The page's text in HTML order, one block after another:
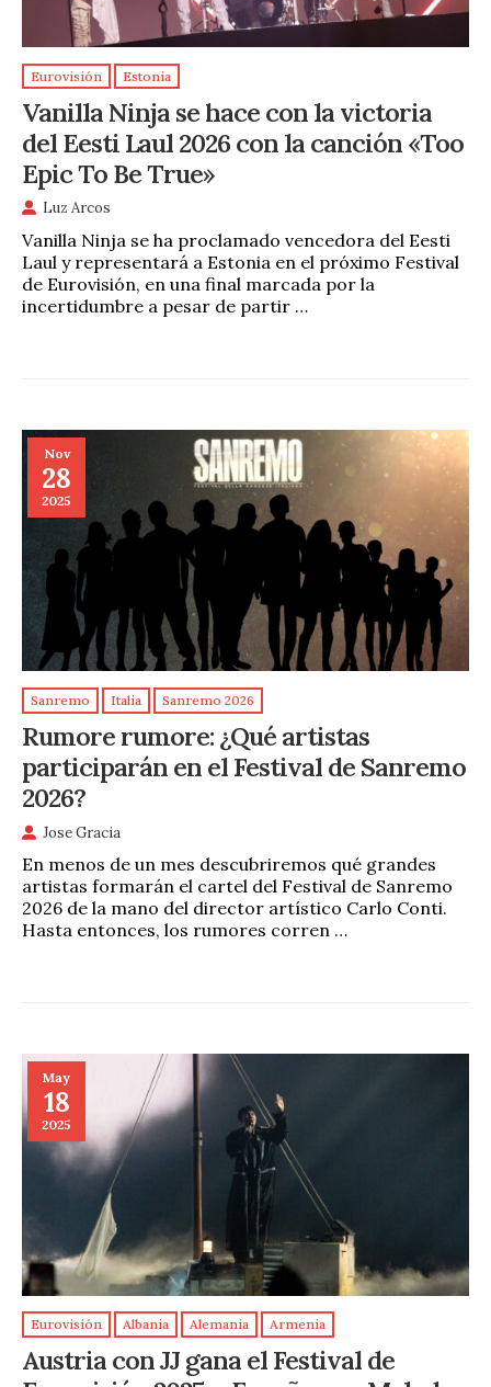
Eurovisión Estonia
Vanilla Ninja se hace con la victoria
del Eesti Laul 2026 con la canción «Too
Epic To Be True»
Luz Arcos
Vanilla Ninja se ha proclamado vencedora del Eesti
Laul y representará a Estonia en el próximo Festival
de Eurovisión, en una final marcada por la
incertidumbre a pesar de partir …
Nov
28
2025
Sanremo Italia Sanremo 2026
Rumore rumore: ¿Qué artistas
participarán en el Festival de Sanremo
2026?
Jose Gracia
En menos de un mes descubriremos qué grandes
artistas formarán el cartel del Festival de Sanremo
2026 de la mano del director artístico Carlo Conti.
Hasta entonces, los rumores corren …
May
18
2025
Eurovisión Albania Alemania Armenia
Austria con JJ gana el Festival de